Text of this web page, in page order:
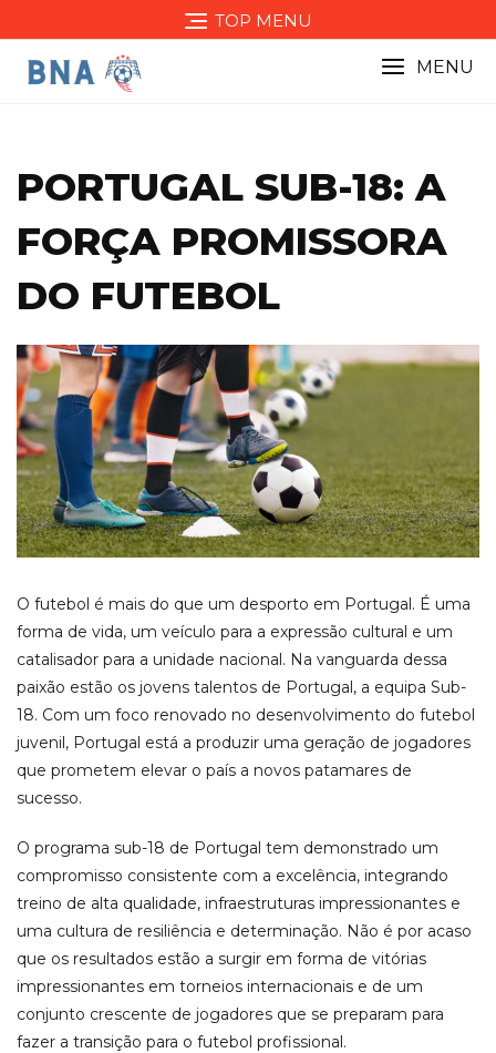
to
content
TOP MENU
MENU
PORTUGAL SUB-18: A
FORÇA PROMISSORA
DO FUTEBOL
O futebol é mais do que um desporto em Portugal. É uma
forma de vida, um veículo para a expressão cultural e um
catalisador para a unidade nacional. Na vanguarda dessa
paixão estão os jovens talentos de Portugal, a equipa Sub-
18. Com um foco renovado no desenvolvimento do futebol
juvenil, Portugal está a produzir uma geração de jogadores
que prometem elevar o país a novos patamares de
sucesso.
O programa sub-18 de Portugal tem demonstrado um
compromisso consistente com a excelência, integrando
treino de alta qualidade, infraestruturas impressionantes e
uma cultura de resiliência e determinação. Não é por acaso
que os resultados estão a surgir em forma de vitórias
impressionantes em torneios internacionais e de um
conjunto crescente de jogadores que se preparam para
fazer a transição para o futebol profissional.